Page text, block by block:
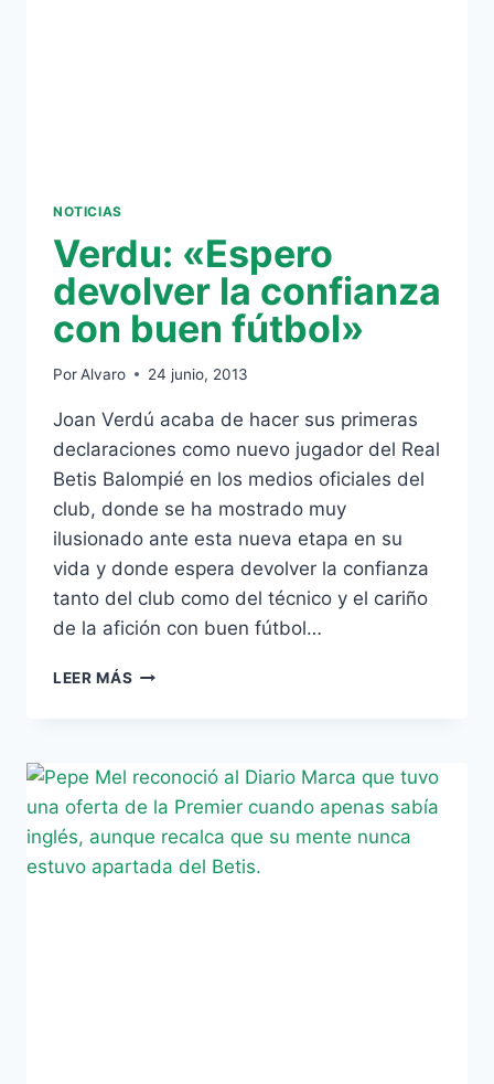
NOTICIAS
Verdu: «Espero
devolver la confianza
con buen fútbol»
PorAlvaro 24 junio, 2013
Joan Verdú acaba de hacer sus primeras
declaraciones como nuevo jugador del Real
Betis Balompié en los medios oficiales del
club, donde se ha mostrado muy
ilusionado ante esta nueva etapa en su
vida y donde espera devolver la confianza
tanto del club como del técnico y el cariño
de la afición con buen fútbol…
LEER MÁS VERDU:
CONFIANZA
CON
BUEN
FÚTBOL»